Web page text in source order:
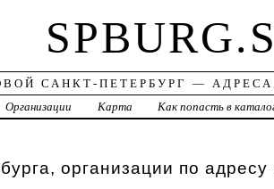
САНКТ-ПЕТЕРБУРГ —
Организации Карта Как попасть в
организации по адресу